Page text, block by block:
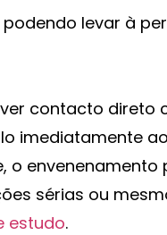
podendo levar à
contacto direto
imediatamente
o envenenamento
sérias ou
estudo.